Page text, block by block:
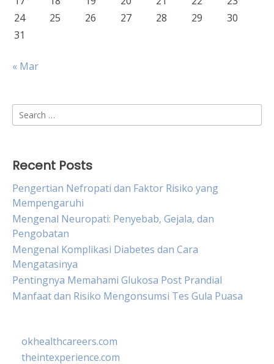
24
25 26 27 28 29
30
31
« Mar
Search
for:
Recent Posts
Pengertian Nefropati dan Faktor Risiko yang
Mempengaruhi
Mengenal Neuropati: Penyebab, Gejala, dan
Pengobatan
Mengenal Komplikasi Diabetes dan Cara
Mengatasinya
Pentingnya Memahami Glukosa Post Prandial
Manfaat dan Risiko Mengonsumsi Tes Gula Puasa
okhealthcareers.com
theintexperience.com